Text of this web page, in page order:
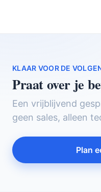
KLAAR VOOR DE
Praat over je
Een vrijblijvend
geen sales, alleen
Plan